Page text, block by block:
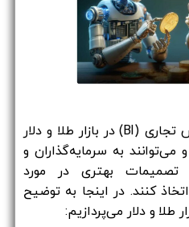
هوش مصنوعی (AI) و هوش تجاری (BI) در بازار طلا و دلار
می‌توانند به سرمایه‌گذاران و
تصمیمات بهتری در مورد
کنند. در اینجا به توضیح
طلا و دلار می‌پردازیم: